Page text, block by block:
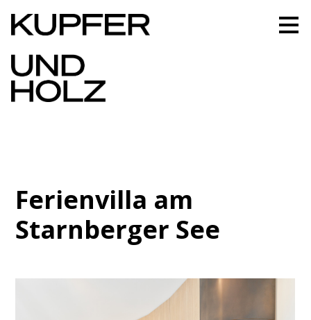
Zu
Hauptinhalten
überspringen
Ferienvilla am
Starnberger See